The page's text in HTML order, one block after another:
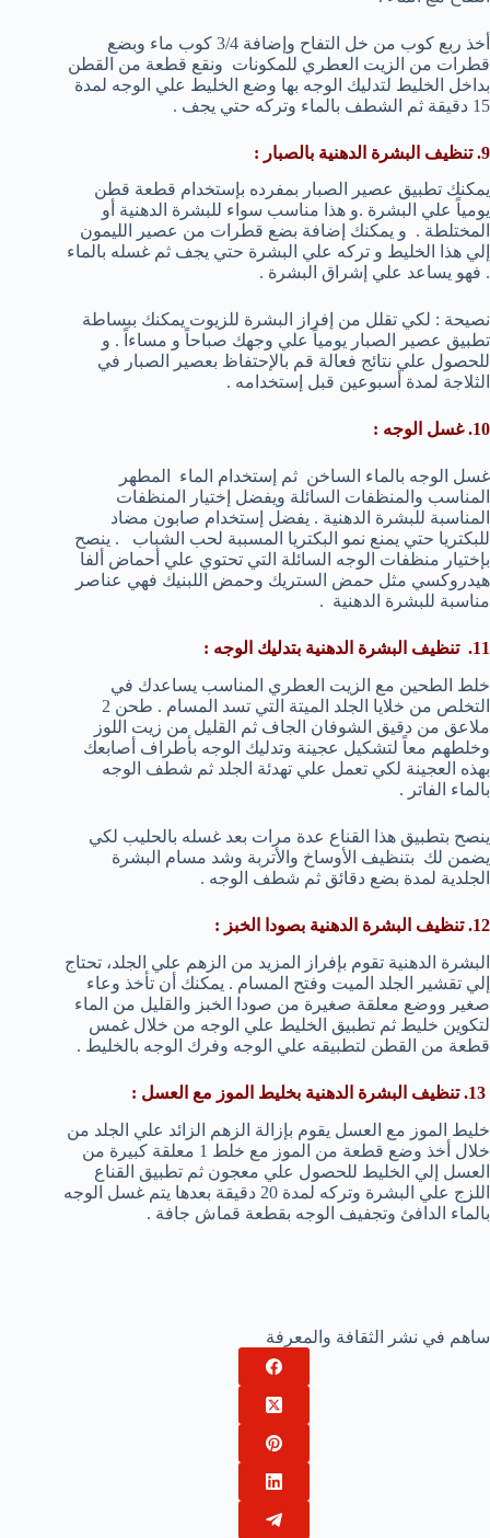
أخذ ربع كوب من خل التفاح وإضافة 3/4 كوب ماء وبضع
قطرات من الزيت العطري للمكونات ونقع قطعة من القطن
بداخل الخليط لتدليك الوجه بها وضع الخليط علي الوجه لمدة
15 دقيقة ثم الشطف بالماء وتركه حتي يجف .
9. تنظيف البشرة الدهنية بالصبار :
يمكنك تطبيق عصير الصبار بمفرده بإستخدام قطعة قطن
يومياً علي البشرة .و هذا مناسب سواء للبشرة الدهنية أو
المختلطة . و يمكنك إضافة بضع قطرات من عصير الليمون
إلي هذا الخليط و تركه علي البشرة حتي يجف ثم غسله بالماء
. فهو يساعد علي إشراق البشرة .
نصيحة : لكي تقلل من إفراز البشرة للزيوت يمكنك ببساطة
تطبيق عصير الصبار يومياً علي وجهك صباحاً و مساءاً . و
للحصول علي نتائج فعالة قم بالإحتفاظ بعصير الصبار في
الثلاجة لمدة أسبوعين قبل إستخدامه .
10. غسل الوجه :
غسل الوجه بالماء الساخن ثم إستخدام الماء المطهر
المناسب والمنظفات السائلة ويفضل إختيار المنظفات
المناسبة للبشرة الدهنية . يفضل إستخدام صابون مضاد
للبكتريا حتي يمنع نمو البكتريا المسببة لحب الشباب . ينصح
بإختيار منظفات الوجه السائلة التي تحتوي علي أحماض ألفا
هيدروكسي مثل حمض الستريك وحمض اللبنيك فهي عناصر
مناسبة للبشرة الدهنية .
11. تنظيف البشرة الدهنية بتدليك الوجه :
خلط الطحين مع الزيت العطري المناسب يساعدك في
التخلص من خلايا الجلد الميتة التي تسد المسام . طحن 2
ملاعق من دقيق الشوفان الجاف ثم القليل من زيت اللوز
وخلطهم معاً لتشكيل عجينة وتدليك الوجه بأطراف أصابعك
بهذه العجينة لكي تعمل علي تهدئة الجلد ثم شطف الوجه
بالماء الفاتر .
ينصح بتطبيق هذا القناع عدة مرات بعد غسله بالحليب لكي
يضمن لك بتنظيف الأوساخ والأتربة وشد مسام البشرة
الجلدية لمدة بضع دقائق ثم شطف الوجه .
12. تنظيف البشرة الدهنية بصودا الخبز :
البشرة الدهنية تقوم بإفراز المزيد من الزهم علي الجلد، تحتاج
إلي تقشير الجلد الميت وفتح المسام . يمكنك أن تأخذ وعاء
صغير ووضع معلقة صغيرة من صودا الخبز والقليل من الماء
لتكوين خليط ثم تطبيق الخليط علي الوجه من خلال غمس
قطعة من القطن لتطبيقه علي الوجه وفرك الوجه بالخليط .
خليط الموز مع العسل يقوم بإزالة الزهم الزائد علي الجلد من
خلال أخذ وضع قطعة من الموز مع خلط 1 معلقة كبيرة من
العسل إلي الخليط للحصول علي معجون ثم تطبيق القناع
اللزج علي البشرة وتركه لمدة 20 دقيقة بعدها يتم غسل الوجه
بالماء الدافئ وتجفيف الوجه بقطعة قماش جافة .
ساهم في نشر الثقافة والمعرفة